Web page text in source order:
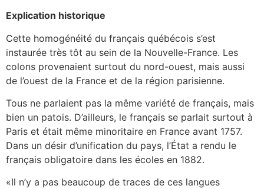
Explication historique
Cette homogénéité du français québécois s’est
instaurée très tôt au sein de la Nouvelle-France. Les
colons provenaient surtout du nord-ouest, mais aussi
de l’ouest de la France et de la région parisienne.
Tous ne parlaient pas la même variété de français, mais
bien un patois. D’ailleurs, le français se parlait surtout à
Paris et était même minoritaire en France avant 1757.
Dans un désir d’unification du pays, l’État a rendu le
français obligatoire dans les écoles en 1882.
«Il n’y a pas beaucoup de traces de ces langues